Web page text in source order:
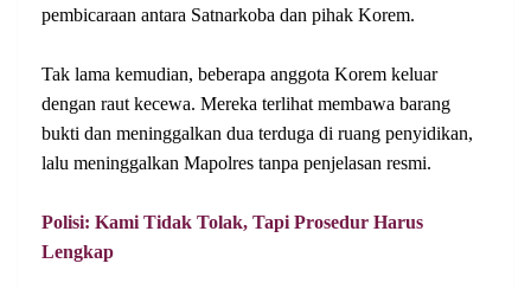
pembicaraan antara Satnarkoba dan pihak Korem.
Tak lama kemudian, beberapa anggota Korem keluar
dengan raut kecewa. Mereka terlihat membawa barang
bukti dan meninggalkan dua terduga di ruang penyidikan,
lalu meninggalkan Mapolres tanpa penjelasan resmi.
Polisi: Kami Tidak Tolak, Tapi Prosedur Harus
Lengkap